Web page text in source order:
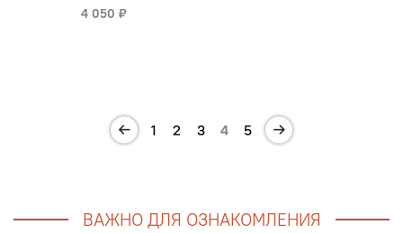
4 050 ₽
1 2 3 4 5
ВАЖНО ДЛЯ ОЗНАКОМЛЕНИЯ